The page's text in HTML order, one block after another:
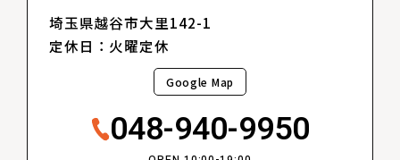
埼玉県越谷市大里142-1
定休日：火曜定休
Google Map
048-940-9950